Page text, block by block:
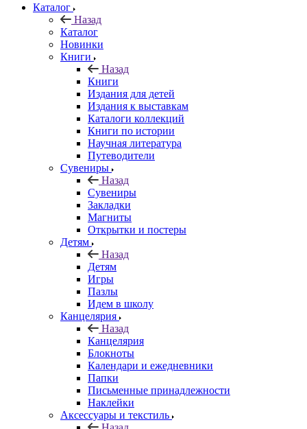
Каталог
Назад
Каталог
Новинки
Книги
Назад
Книги
Издания для детей
Издания к выставкам
Каталоги коллекций
Книги по истории
Научная литература
Путеводители
Сувениры
Назад
Сувениры
Закладки
Магниты
Открытки и постеры
Детям
Назад
Детям
Игры
Пазлы
Идем в школу
Канцелярия
Назад
Канцелярия
Блокноты
Календари и ежедневники
Папки
Письменные принадлежности
Наклейки
Аксессуары и текстиль